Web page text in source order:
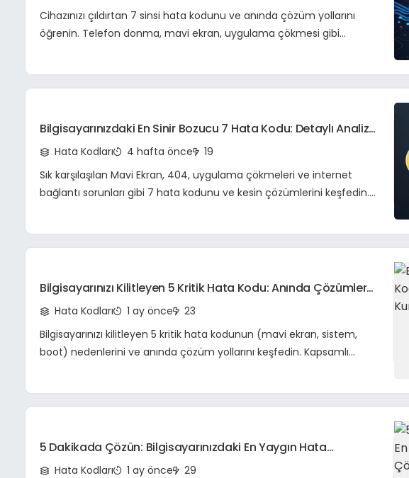
Cihazınızı çıldırtan 7 sinsi hata kodunu ve anında çözüm yollarını
öğrenin. Telefon donma, mavi ekran, uygulama çökmesi gibi
Bilgisayarınızdaki En Sinir Bozucu 7 Hata Kodu: Detaylı Analiz
Ve Kesin Çözümler
Hata Kodları 4 hafta önce
19
Sık karşılaşılan Mavi Ekran, 404, uygulama çökmeleri ve internet
bağlantı sorunları gibi 7 hata kodunu ve kesin çözümlerini keşfedin.
Bilgisayarınızı Kilitleyen 5 Kritik Hata Kodu: Anında Çözümler
Ve Sistem Kurtarma Rehberi
Hata Kodları 1 ay önce
23
Bilgisayarınızı kilitleyen 5 kritik hata kodunun (mavi ekran, sistem,
boot) nedenlerini ve anında çözüm yollarını keşfedin. Kapsamlı
5 Dakikada Çözün: Bilgisayarınızdaki En Yaygın Hata
Kodlarına Hızlı Ve Etkili Çözümler
Hata Kodları 1 ay önce
29